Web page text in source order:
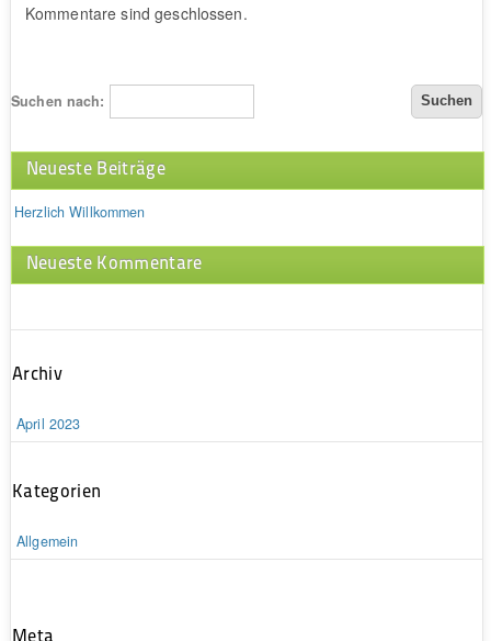
Kommentare sind geschlossen.
Suchen nach:
Neueste Beiträge
Herzlich Willkommen
Neueste Kommentare
Archiv
April 2023
Kategorien
Allgemein
Meta